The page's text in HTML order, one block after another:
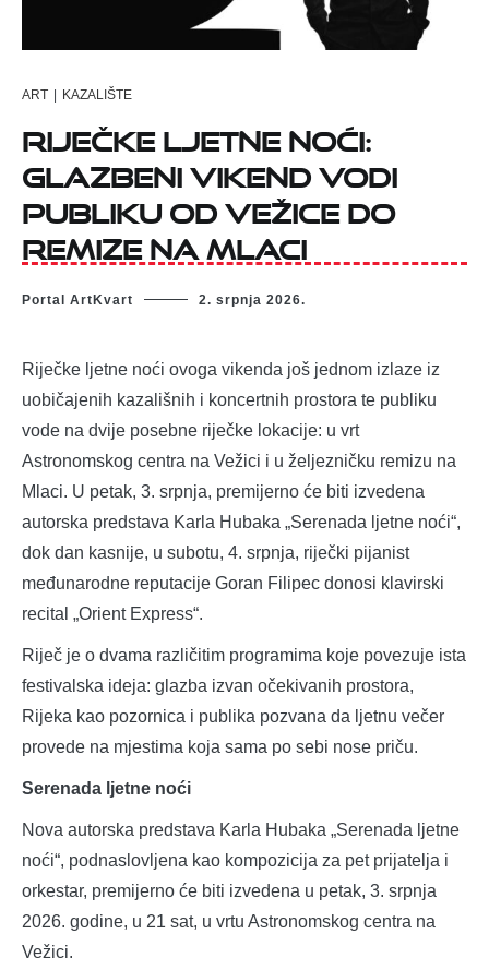
ART KAZALIŠTE
Riječke ljetne noći:
glazbeni vikend vodi
publiku od Vežice do
remize na Mlaci
Portal ArtKvart 2. srpnja 2026.
Riječke ljetne noći ovoga vikenda još jednom izlaze iz
uobičajenih kazališnih i koncertnih prostora te publiku
vode na dvije posebne riječke lokacije: u vrt
Astronomskog centra na Vežici i u željezničku remizu na
Mlaci. U petak, 3. srpnja, premijerno će biti izvedena
autorska predstava Karla Hubaka „Serenada ljetne noći“,
dok dan kasnije, u subotu, 4. srpnja, riječki pijanist
međunarodne reputacije Goran Filipec donosi klavirski
recital „Orient Express“.
Riječ je o dvama različitim programima koje povezuje ista
festivalska ideja: glazba izvan očekivanih prostora,
Rijeka kao pozornica i publika pozvana da ljetnu večer
provede na mjestima koja sama po sebi nose priču.
Serenada ljetne noći
Nova autorska predstava Karla Hubaka „Serenada ljetne
noći“, podnaslovljena kao kompozicija za pet prijatelja i
orkestar, premijerno će biti izvedena u petak, 3. srpnja
2026. godine, u 21 sat, u vrtu Astronomskog centra na
Vežici.